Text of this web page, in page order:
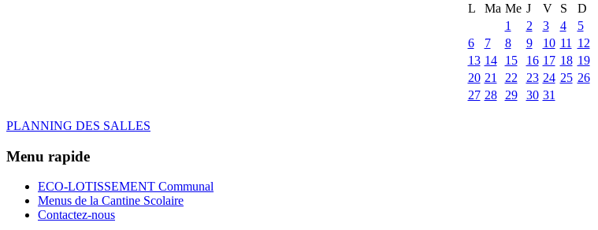
L
Ma Me J V S
D
1
2 3 4
5
6
7 8 9 10 11
12
13 14 15 16 17 18 19
20 21 22 23 24 25 26
27 28 29 30 31
PLANNING DES SALLES
Menu rapide
ECO-LOTISSEMENT Communal
Menus de la Cantine Scolaire
Contactez-nous